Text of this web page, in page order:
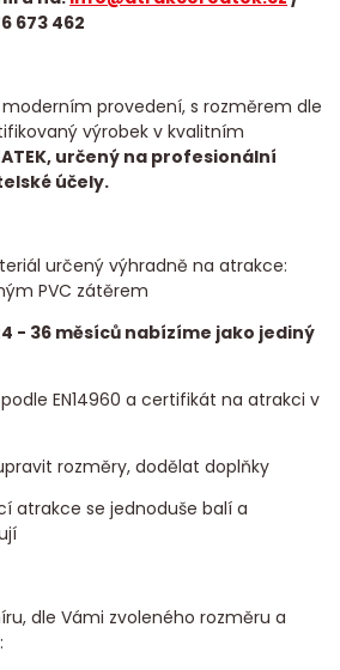
673 462
provedení, s rozměrem dle
výrobek v kvalitním
určený na profesionální
účely.
určený výhradně na atrakce:
PVC zátěrem
- 36 měsíců nabízíme jako jediný
EN14960 a certifikát na atrakci v
rozměry, dodělat doplňky
atrakce se jednoduše balí a
dle Vámi zvoleného rozměru a